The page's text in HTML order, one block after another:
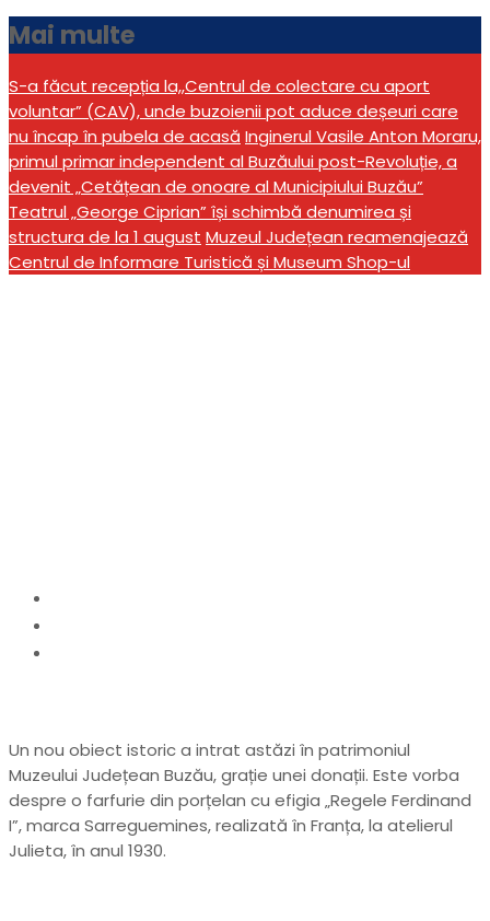
Mai multe
S-a făcut recepția la,,Centrul de colectare cu aport
voluntar” (CAV), unde buzoienii pot aduce deșeuri care
nu încap în pubela de acasă Inginerul Vasile Anton Moraru,
primul primar independent al Buzăului post-Revoluție, a
devenit „Cetățean de onoare al Municipiului Buzău”
Teatrul „George Ciprian” își schimbă denumirea și
structura de la 1 august Muzeul Județean reamenajează
Centrul de Informare Turistică și Museum Shop-ul
Un nou obiect istoric a intrat astăzi în patrimoniul
Muzeului Județean Buzău, grație unei donații. Este vorba
despre o farfurie din porțelan cu efigia „Regele Ferdinand
I”, marca Sarreguemines, realizată în Franța, la atelierul
Julieta, în anul 1930.